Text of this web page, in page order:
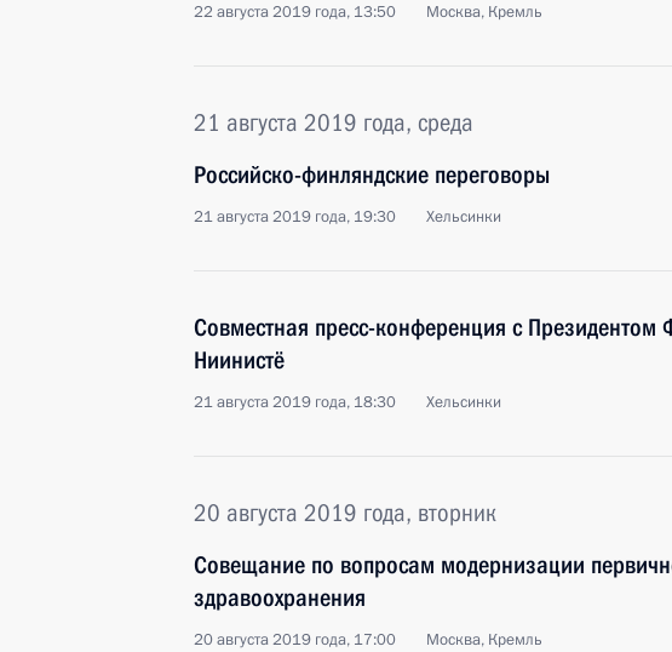
22 августа 2019 года, 13:50 Москва, Кремль
21 августа 2019 года, среда
Российско-финляндские переговоры
21 августа 2019 года, 19:30 Хельсинки
Совместная пресс-конференция с Президентом
Ниинистё
21 августа 2019 года, 18:30 Хельсинки
20 августа 2019 года, вторник
Совещание по вопросам модернизации
здравоохранения
20 августа 2019 года, 17:00 Москва, Кремль